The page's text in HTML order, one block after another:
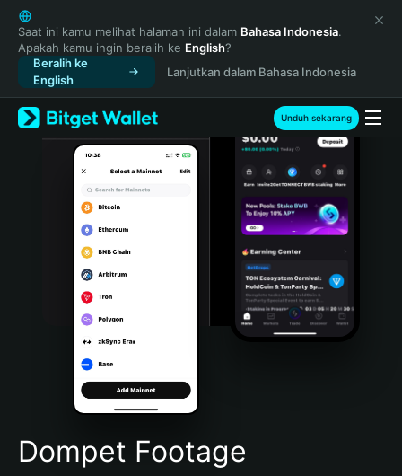
English
日本語
Tiếng Việt
Русский
Español (Latinoamérica)
Türkçe
Italiano
Português (Portugal)
Bahasa Indonesia
Português (Brasil)
Español (Argentina)
Saat ini kamu melihat halaman ini dalam Bahasa Indonesia.
Apakah kamu ingin beralih ke English?
Beralih ke
English
Lanjutkan dalam Bahasa Indonesia
Unduh sekarang
Dompet Footage